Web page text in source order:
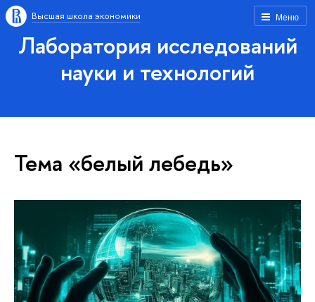
Меню
Высшая школа экономики
Лаборатория исследований
науки и технологий
Тема «белый лебедь»